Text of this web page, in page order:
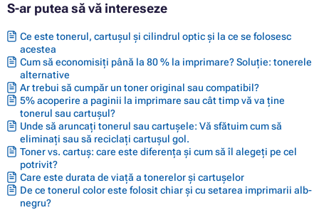
S-ar putea să vă intereseze
Ce este tonerul, cartușul și cilindrul optic și la ce se folosesc
acestea
Cum să economisiți până la 80 % la imprimare? Soluție: tonerele
alternative
Ar trebui să cumpăr un toner original sau compatibil?
5% acoperire a paginii la imprimare sau cât timp vă va ține
tonerul sau cartușul?
Unde să aruncați tonerul sau cartușele: Vă sfătuim cum să
eliminați sau să reciclați cartușul gol.
Toner vs. cartuș: care este diferența și cum să îl alegeți pe cel
potrivit?
Care este durata de viață a tonerelor și cartușelor
De ce tonerul color este folosit chiar și cu setarea imprimarii alb-
negru?